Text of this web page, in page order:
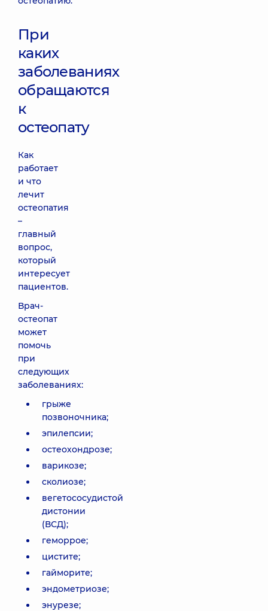
При
каких
заболеваниях
обращаются
к
остеопату
Как
работает
и что
лечит
остеопатия
–
главный
вопрос,
который
интересует
пациентов.
Врач-
остеопат
может
помочь
при
следующих
заболеваниях:
грыже
позвоночника;
эпилепсии;
остеохондрозе;
варикозе;
сколиозе;
вегетососудистой
дистонии
(ВСД);
геморрое;
цистите;
гайморите;
эндометриозе;
энурезе;